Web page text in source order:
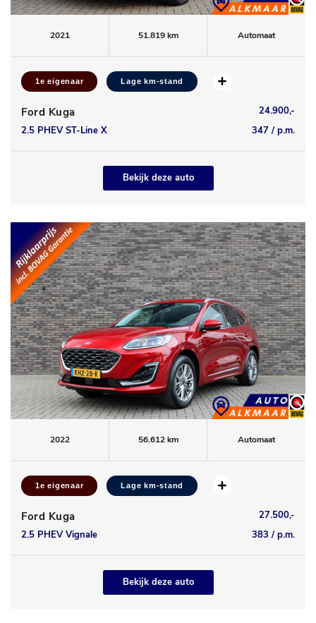
2021 51.819 km Automaat
1e eigenaar Lage km-stand
Ford Kuga
24.900,-
2.5 PHEV ST-Line X
347 / p.m.
Bekijk deze auto
2022 56.612 km Automaat
1e eigenaar Lage km-stand
Ford Kuga
27.500,-
2.5 PHEV Vignale
383 / p.m.
Bekijk deze auto